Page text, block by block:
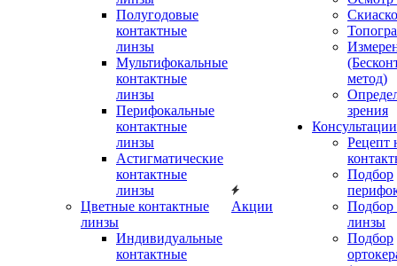
Полугодовые
контактные
линзы
Мультифокальные
контактные
линзы
Перифокальные
контактные
линзы
Астигматические
контактные
линзы
Цветные контактные
линзы
Индивидуальные
контактные
Акции
метод)
зрения
Рецепт
Подбор
Подбор
линзы
Подбор